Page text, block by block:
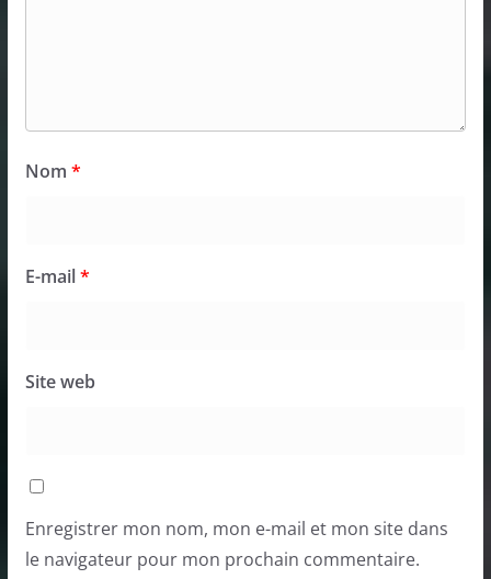
Nom *
E-mail*
Site web
Enregistrer mon nom, mon e-mail et mon site dans
le navigateur pour mon prochain commentaire.